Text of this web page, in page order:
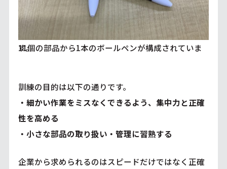
11個の部品から1本のボールペンが構成されています。
訓練の目的は以下の通りです。
・細かい作業をミスなくできるよう、集中力と正確
性を高める
・小さな部品の取り扱い・管理に習熟する
企業から求められるのはスピードだけではなく正確